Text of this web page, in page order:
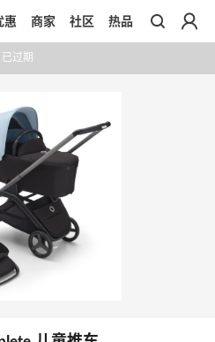
惠 商家 社区 热品
已过期